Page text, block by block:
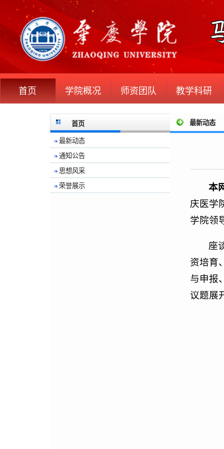
首页 学院概况 师资团队 教学科研
首页
最新动态
通知公告
思想风采
荣誉展示
最新动态
本
庆医学
学院领
座
资培育
与申报
议题展